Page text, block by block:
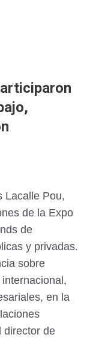
Lacalle Pou,
de la Expo
de
y privadas.
sobre
en la
director de